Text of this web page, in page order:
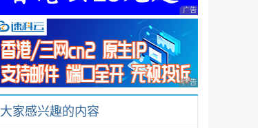
广告 商业广告，理性
广告 商业广告，理性
大家感兴趣的内容